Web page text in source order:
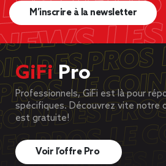
M’inscrire à la newsletter
GiFiPro
Professionnels, GiFi est là pour
spécifiques. Découvrez vite notre
est gratuite!
Voir l’offre Pro